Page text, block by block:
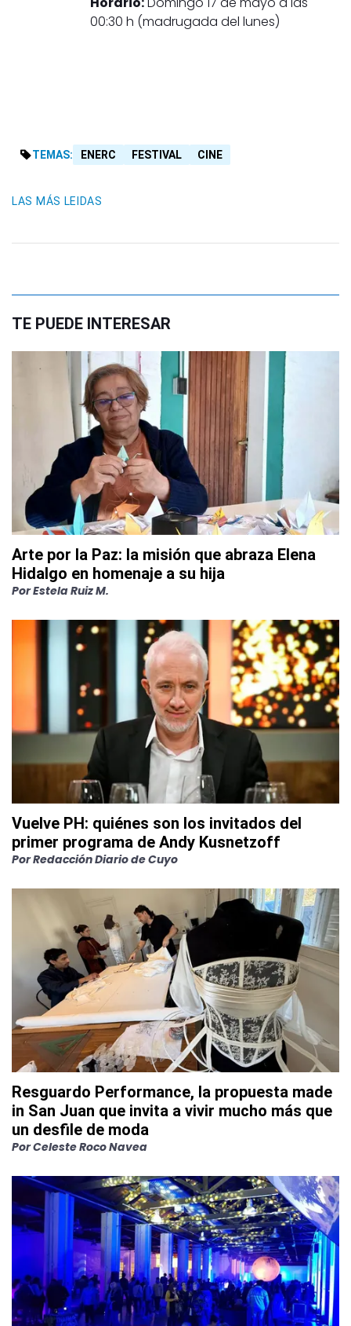
00:30 h (madrugada del lunes)
TEMAS: ENERC FESTIVAL CINE
LAS MÁS LEIDAS
TE PUEDE INTERESAR
Arte por la Paz: la misión que abraza Elena
Hidalgo en homenaje a su hija
PorEstela Ruiz M.
Vuelve PH: quiénes son los invitados del
primer programa de Andy Kusnetzoff
PorRedacción Diario de Cuyo
Resguardo Performance, la propuesta made
in San Juan que invita a vivir mucho más que
un desfile de moda
PorCeleste Roco Navea